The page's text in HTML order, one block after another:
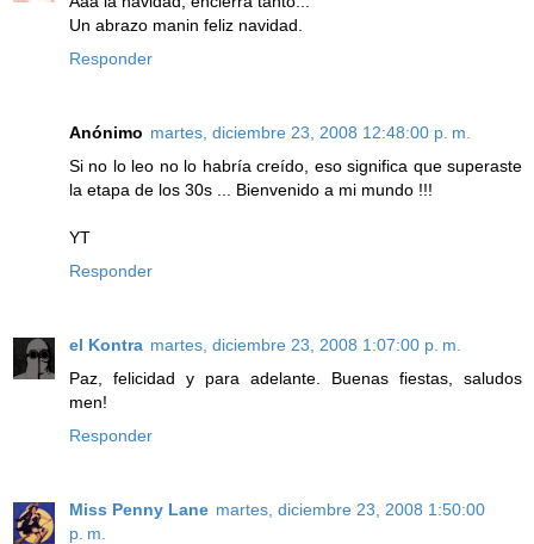
Un abrazo manin feliz navidad.
Responder
Anónimo martes, diciembre 23, 2008 12:48:00 p. m.
Si no lo leo no lo habría creído, eso significa que superaste
la etapa de los 30s ... Bienvenido a mi mundo !!!
YT
Responder
el Kontra martes, diciembre 23, 2008 1:07:00 p. m.
Paz, felicidad y para adelante. Buenas fiestas, saludos
men!
Responder
Miss Penny Lane martes, diciembre 23, 2008 1:50:00
p. m.